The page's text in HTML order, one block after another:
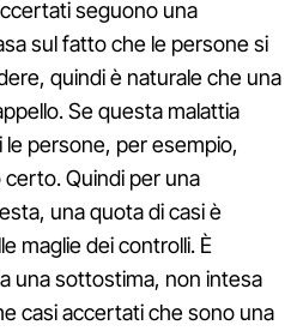
seguono una
sul fatto che le persone si
quindi è naturale che una
Se questa malattia
persone, per esempio,
Quindi per una
una quota di casi è
maglie dei controlli. È
una sottostima, non intesa
casi accertati che sono una